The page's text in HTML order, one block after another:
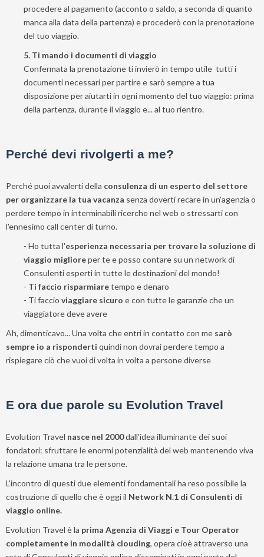
procedere al pagamento (acconto o saldo, a seconda di quanto
manca alla data della partenza) e procederò con la prenotazione
del tuo viaggio.
5. Ti mando i documenti di viaggio
Confermata la prenotazione ti invierò in tempo utile tutti i
documenti necessari per partire e sarò sempre a tua
disposizione per aiutarti in ogni momento del tuo viaggio: prima
della partenza, durante il viaggio e... al tuo rientro.
Perché devi rivolgerti a me?
Perché puoi avvalerti della consulenza di un esperto del settore
per organizzare la tua vacanza senza doverti recare in un'agenzia o
perdere tempo in interminabili ricerche nel web o stressarti con
l'ennesimo call center di turno.
- Ho tutta l'esperienza necessaria per trovare la soluzione di
viaggio miglioreper te e posso contare su un network di
Consulenti esperti in tutte le destinazioni del mondo!
- Ti faccio risparmiaretempo e denaro
- Ti faccio viaggiare sicuro e con tutte le garanzie che un
viaggiatore deve avere
Ah, dimenticavo... Una volta che entri in contatto con me sarò
sempre io a risponderti quindi non dovrai perdere tempo a
rispiegare ciò che vuoi di volta in volta a persone diverse
E ora due parole su Evolution Travel
Evolution Travel nasce nel 2000dall'idea illuminante dei suoi
fondatori: sfruttare le enormi potenzialità del web mantenendo viva
la relazione umana tra le persone.
L'incontro di questi due elementi fondamentali ha reso possibile la
costruzione di quello che è oggi il Network N.1 di Consulenti di
viaggio online.
Evolution Travel è la prima Agenzia di Viaggi e Tour Operator
completamente in modalità clouding, opera cioè attraverso una